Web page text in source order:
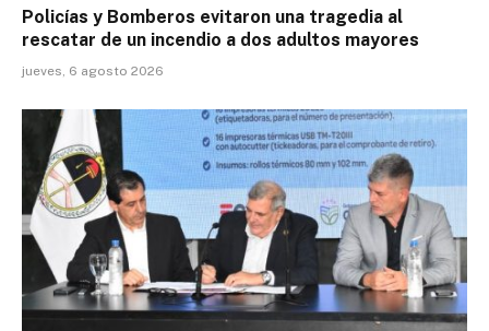
Policías y Bomberos evitaron una tragedia al
rescatar de un incendio a dos adultos mayores
jueves, 6 agosto 2026